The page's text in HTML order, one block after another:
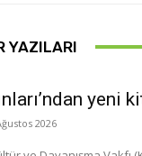
YAZILARI
yeni
2026